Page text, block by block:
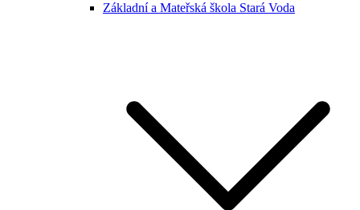
Základní a Mateřská škola Stará Voda